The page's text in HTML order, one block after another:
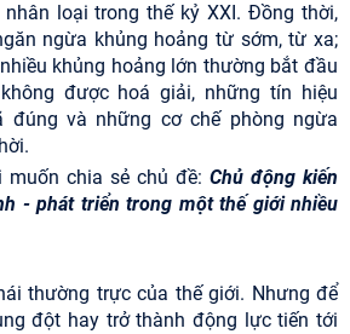
loại trong thế kỷ XXI. Đồng thời,
ngừa khủng hoảng từ sớm, từ xa;
khủng hoảng lớn thường bắt đầu
được hoá giải, những tín hiệu
đúng và những cơ chế phòng ngừa
muốn chia sẻ chủ đề: Chủ động kiến
- phát triển trong một thế giới nhiều
thường trực của thế giới. Nhưng để
đột hay trở thành động lực tiến tới